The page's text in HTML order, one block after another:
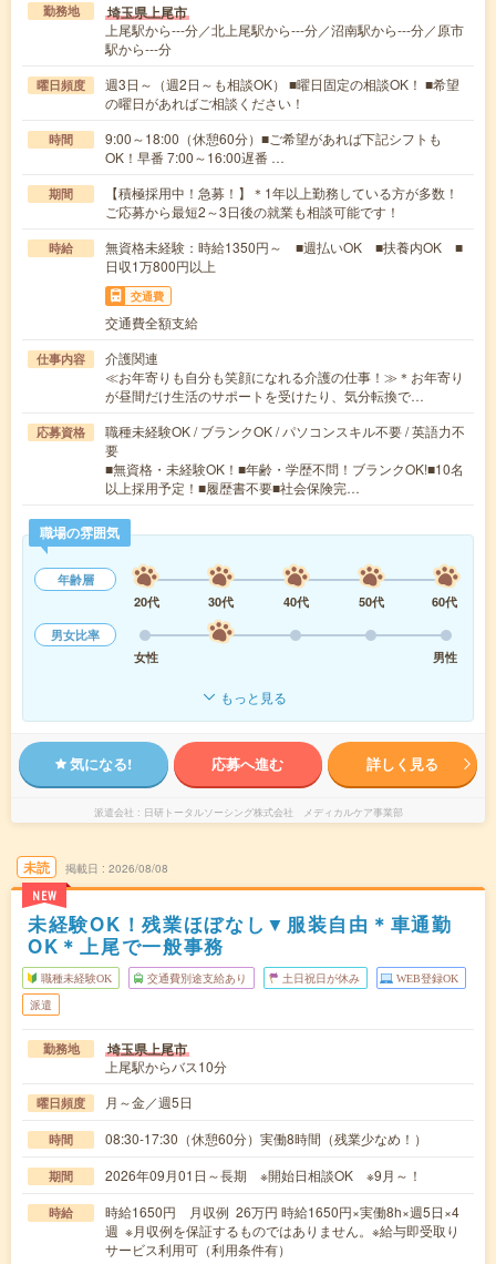
勤務地 埼玉県上尾市
上尾駅から---分／北上尾駅から---分／沼南駅から---分／原市
駅から---分
曜日頻度
週3日～（週2日～も相談OK） ■曜日固定の相談OK！ ■希望
の曜日があればご相談ください！
時間
9:00～18:00（休憩60分）■ご希望があれば下記シフトも
OK！早番 7:00～16:00遅番 …
期間
【積極採用中！急募！】＊1年以上勤務している方が多数！
ご応募から最短2～3日後の就業も相談可能です！
時給
無資格未経験：時給1350円～ ■週払いOK ■扶養内OK ■
日収1万800円以上
交通費
交通費全額支給
仕事内容
介護関連
≪お年寄りも自分も笑顔になれる介護の仕事！≫＊お年寄り
が昼間だけ生活のサポートを受けたり、気分転換で…
応募資格
職種未経験OK / ブランクOK / パソコンスキル不要 / 英語力不
要
■無資格・未経験OK！■年齢・学歴不問！ブランクOK!■10名
以上採用予定！■履歴書不要■社会保険完…
職場の雰囲気
年齢層
20代
30代 40代 50代
60代
男女比率
女性
男性
もっと見る
気になる! 応募へ進む 詳しく見る
派遣会社 日研トータルソーシング株式会社 メディカルケア事業部
未読
NEW
掲載日 2026/08/08
未経験OK！残業ほぼなし▼服装自由＊車通勤
OK＊上尾で一般事務
職種未経験OK 交通費別途支給あり 土日祝日が休み WEB登録OK
派遣
勤務地 埼玉県上尾市
上尾駅からバス10分
曜日頻度 月～金／週5日
時間 08:30-17:30（休憩60分）実働8時間（残業少なめ！）
期間 2026年09月01日～長期 ※開始日相談OK ※9月～！
時給
時給1650円 月収例 26万円 時給1650円×実働8h×週5日×4
週 ※月収例を保証するものではありません。※給与即受取り
サービス利用可（利用条件有）